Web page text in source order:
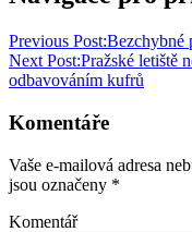
Previous Post:Bezchybné
Next Post:Pražské letiště
odbavováním kufrů
Komentáře
Vaše e-mailová adresa
jsou označeny *
Komentář